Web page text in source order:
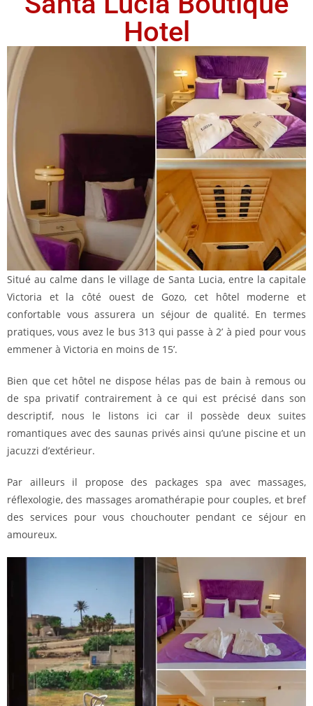
Hotel
Situé au calme dans le village de Santa Lucia, entre la capitale
Victoria et la côté ouest de Gozo, cet hôtel moderne et
confortable vous assurera un séjour de qualité. En termes
pratiques, vous avez le bus 313 qui passe à 2’ à pied pour vous
emmener à Victoria en moins de 15’.
Bien que cet hôtel ne dispose hélas pas de bain à remous ou
de spa privatif contrairement à ce qui est précisé dans son
descriptif, nous le listons ici car il possède deux suites
romantiques avec des saunas privés ainsi qu’une piscine et un
jacuzzi d’extérieur.
Par ailleurs il propose des packages spa avec massages,
réflexologie, des massages aromathérapie pour couples, et bref
des services pour vous chouchouter pendant ce séjour en
amoureux.